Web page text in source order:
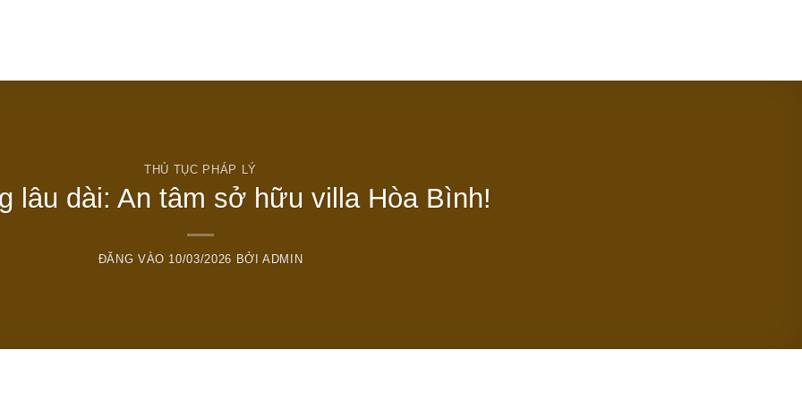
THỦ TỤC PHÁP LÝ
lâu dài: An tâm sở hữu villa Hòa Bình!
ĐĂNG VÀO 10/03/2026 BỞIADMIN